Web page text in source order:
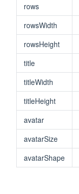
rows
rowsWidth
rowsHeight
title
titleWidth
titleHeight
avatar
avatarSize
avatarShape